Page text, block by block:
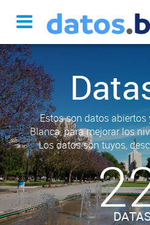
Estos son datos abiertos
Blanca, para mejorar los
Los datos son tuyos,